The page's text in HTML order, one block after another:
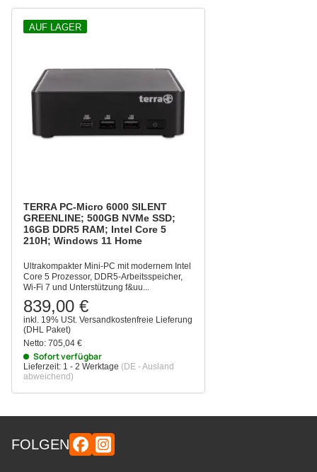
AUF LAGER
TERRA PC-Micro 6000 SILENT
GREENLINE; 500GB NVMe SSD;
16GB DDR5 RAM; Intel Core 5
210H; Windows 11 Home
Ultrakompakter Mini-PC mit modernem Intel
Core 5 Prozessor, DDR5-Arbeitsspeicher,
Wi-Fi 7 und Unterstützung f&uu...
839,00 €
inkl. 19% USt. Versandkostenfreie Lieferung
(DHL Paket)
Netto: 705,04 €
Sofort verfügbar
Lieferzeit: 1 - 2 Werktage (DE - Ausland
abweichend)
FOLGEN